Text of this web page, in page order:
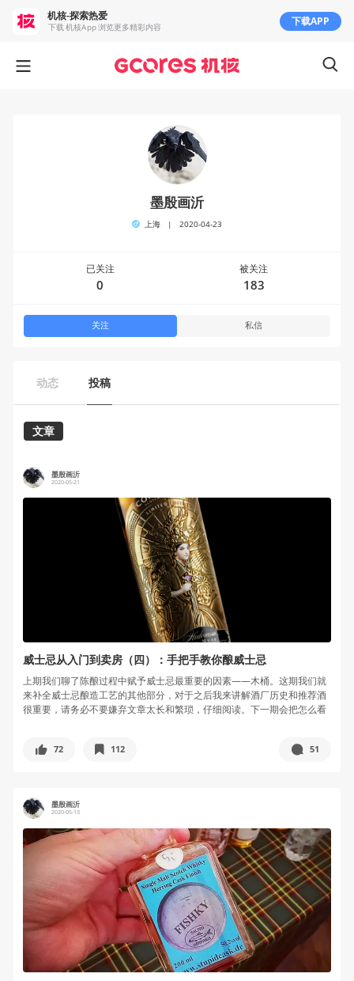
动态 投稿
文章
墨殷画沂
2020-05-21
威士忌从入门到卖房（四）：手把手教你酿威士忌
上期我们聊了陈酿过程中赋予威士忌最重要的因素——木桶。这期我们就
来补全威士忌酿造工艺的其他部分，对于之后我来讲解酒厂历史和推荐酒
很重要，请务必不要嫌弃文章太长和繁琐，仔细阅读。下一期会把怎么看
72 112 51
墨殷画沂
2020-05-13
墨殷画沂
上海 | 2020-04-23
已关注
0
被关注
183
关注 私信
机核-探索热爱
下载 机核App 浏览更多精彩内容 下载APP